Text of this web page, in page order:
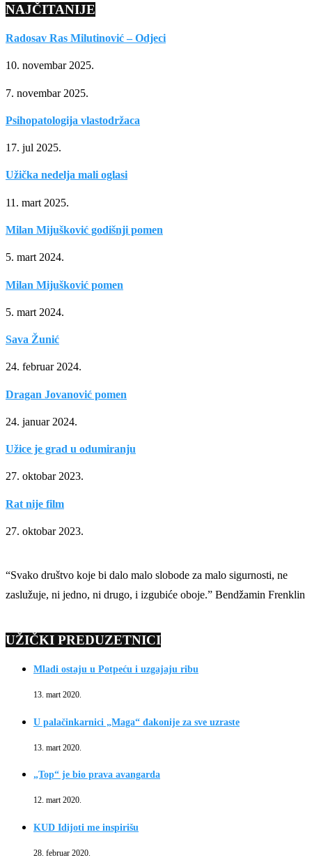
NAJČITANIJE
Radosav Ras Milutinović – Odjeci
10. novembar 2025.
7. novembar 2025.
Psihopatologija vlastodržaca
17. jul 2025.
Užička nedelja mali oglasi
11. mart 2025.
Milan Mijušković godišnji pomen
5. mart 2024.
Milan Mijušković pomen
5. mart 2024.
Sava Žunić
24. februar 2024.
Dragan Jovanović pomen
24. januar 2024.
Užice je grad u odumiranju
27. oktobar 2023.
Rat nije film
27. oktobar 2023.
“Svako društvo koje bi dalo malo slobode za malo sigurnosti, ne
zaslužuje, ni jedno, ni drugo, i izgubiće oboje.” Bendžamin Frenklin
UŽIČKI PREDUZETNICI
Mladi ostaju u Potpeću i uzgajaju ribu
13. mart 2020.
U palačinkarnici „Maga“ đakonije za sve uzraste
13. mart 2020.
„Top“ je bio prava avangarda
12. mart 2020.
KUD Idijoti me inspirišu
28. februar 2020.